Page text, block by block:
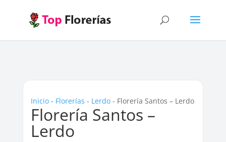
Inicio- Florerías - Lerdo- Florería Santos – Lerdo
Florería Santos –
Lerdo